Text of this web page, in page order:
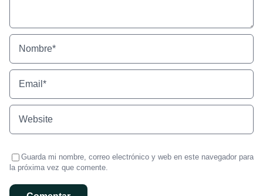
Guarda mi nombre, correo electrónico y web en este navegador para
la próxima vez que comente.